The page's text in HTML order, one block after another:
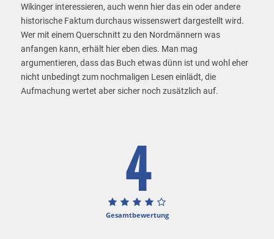
Wikinger interessieren, auch wenn hier das ein oder andere
historische Faktum durchaus wissenswert dargestellt wird.
Wer mit einem Querschnitt zu den Nordmännern was
anfangen kann, erhält hier eben dies. Man mag
argumentieren, dass das Buch etwas dünn ist und wohl eher
nicht unbedingt zum nochmaligen Lesen einlädt, die
Aufmachung wertet aber sicher noch zusätzlich auf.
4
Gesamtbewertung